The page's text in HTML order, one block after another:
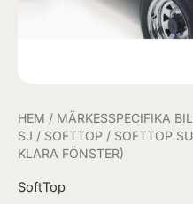
HEM / MÄRKESSPECIFIKA
SJ / SOFTTOP / SOFTTOP
KLARA FÖNSTER)
SoftTop